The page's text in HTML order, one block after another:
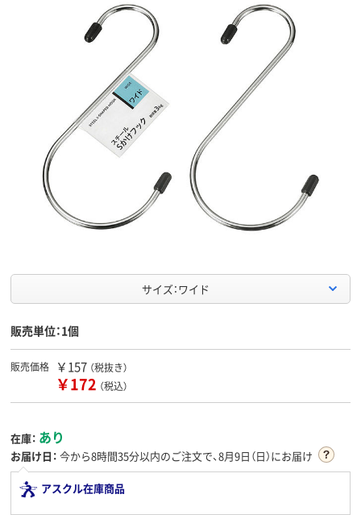
サイズ：ワイド
販売単位：1個
販売価格 ￥157 （税抜き）
￥172 （税込）
在庫： あり
お届け日： 今から8時間35分以内のご注文で、8月9日（日）にお届け
アスクル在庫商品